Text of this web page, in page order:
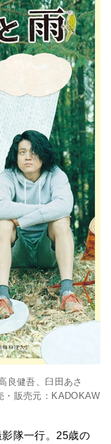
良健吾、臼田あさ
販売元：KADOKAW
隊一行。25歳の